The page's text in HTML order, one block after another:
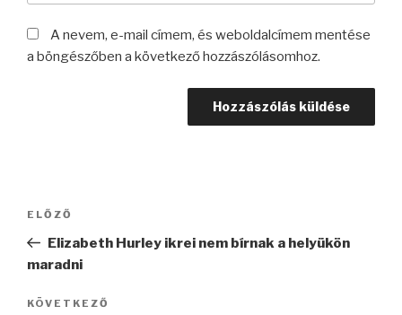
A nevem, e-mail címem, és weboldalcímem mentése
a böngészőben a következő hozzászólásomhoz.
Bejegyzés
Korábbi
bejegyzés
ELŐZŐ
Elizabeth Hurley ikrei nem bírnak a helyükön
maradni
Következő
KÖVETKEZŐ